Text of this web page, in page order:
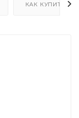
КАК КУПИТЬ